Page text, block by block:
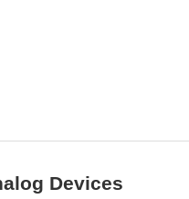
Devices